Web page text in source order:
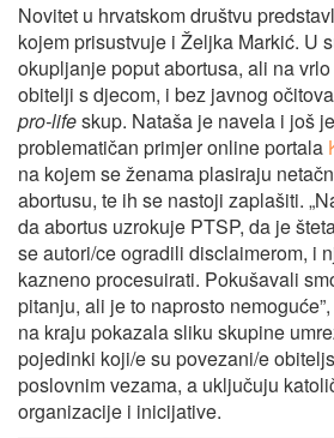
Novitet u hrvatskom društvu
kojem prisustvuje i Željka Markić. U
okupljanje poput abortusa, ali na vrlo
obitelji s djecom, i bez javnog
pro-lifeskup. Nataša je navela i još
problematičan primjer online portala
na kojem se ženama plasiraju
abortusu, te ih se nastoji zaplašiti.
da abortus uzrokuje PTSP, da je
se autori/ce ogradili disclaimerom, i
kazneno procesuirati. Pokušavali
pitanju, ali je to naprosto
na kraju pokazala sliku skupine
pojedinki koji/e su povezani/e
poslovnim vezama, a uključuju
organizacije i inicijative.